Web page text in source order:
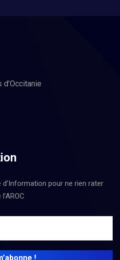
pour ne rien rater